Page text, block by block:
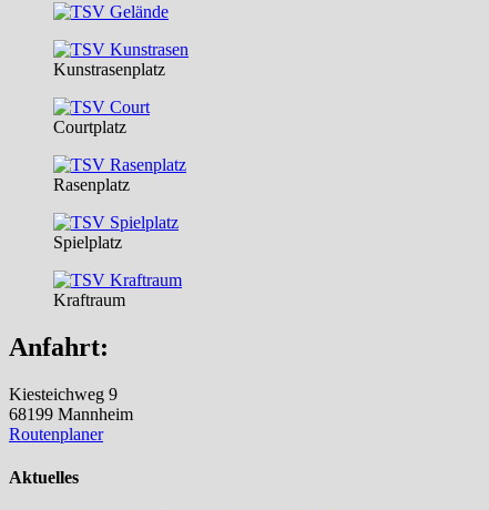
Kunstrasenplatz
Courtplatz
Rasenplatz
Spielplatz
Kraftraum
Anfahrt:
Kiesteichweg 9
68199 Mannheim
Routenplaner
Aktuelles